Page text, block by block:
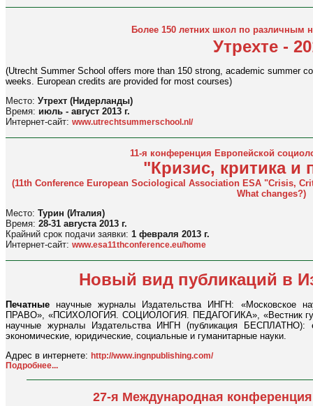
Более 150 летних школ по различным
Утрехте -
(Utrecht Summer School offers more than 150 strong, academic summer
weeks. European credits are provided for most courses)
Место: Утрехт (Нидерланды)
Время: июль - август 2013 г.
Интернет-сайт: www.utrechtsummerschool.nl/
11-я конференция Европейской
"Кризис, критика и
(11th Conference European Sociological Association ESA "Crisis,
What changes?)
Место: Турин (Италия)
Время: 28-31 августа 2013 г.
Крайний срок подачи заявки: 1 февраля 2013 г.
Интернет-сайт: www.esa11thconference.eu/home
Новый вид публикаций в
Печатные научные журналы Издательства ИНГН: «Московское
ПРАВО», «ПСИХОЛОГИЯ. СОЦИОЛОГИЯ. ПЕДАГОГИКА», «Вестник
научные журналы Издательства ИНГН (публикация БЕСПЛАТНО):
экономические, юридические, социальные и гуманитарные науки.
Адрес в интернете: http://www.ingnpublishing.com/
Подробнее...
27-я Международная